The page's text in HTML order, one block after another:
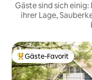
Gäste sind sich
ihrer Lage,
Beliebter Gäste-Favorit.
Gäste-Favorit